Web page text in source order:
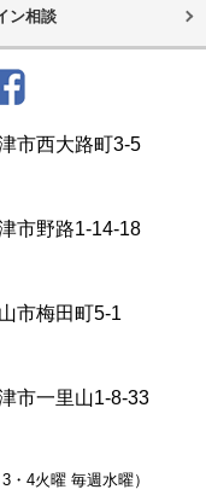
ン相談
市西大路町3-5
市野路1-14-18
市梅田町5-1
市一里山1-8-33
4火曜 毎週水曜）